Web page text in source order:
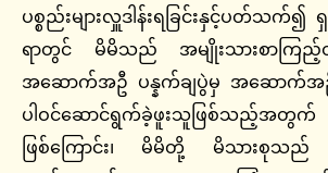
ပစ္စည်းများလှူဒါန်းရခြင်းနှင့်ပတ်သက်၍ ရှ
ရာတွင် မိမိသည် အမျိုးသားစာကြည့်
အဆောက်အဦ ပန္နက်ချပွဲမှ အဆောက်
ပါဝင်ဆောင်ရွက်ခဲ့ဖူးသူဖြစ်သည့်အတွက်
ဖြစ်ကြောင်း၊ မိမိတို့ မိသားစုသည် စ